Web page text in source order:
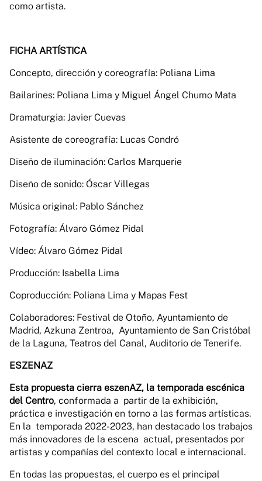
como artista.
FICHA ARTÍSTICA
Concepto, dirección y coreografía: Poliana Lima
Bailarines: Poliana Lima y Miguel Ángel Chumo Mata
Dramaturgia: Javier Cuevas
Asistente de coreografía: Lucas Condró
Diseño de iluminación: Carlos Marquerie
Diseño de sonido: Óscar Villegas
Música original: Pablo Sánchez
Fotografía: Álvaro Gómez Pidal
Vídeo: Álvaro Gómez Pidal
Producción: Isabella Lima
Coproducción: Poliana Lima y Mapas Fest
Colaboradores: Festival de Otoño, Ayuntamiento de
Madrid, Azkuna Zentroa, Ayuntamiento de San Cristóbal
de la Laguna, Teatros del Canal, Auditorio de Tenerife.
ESZENAZ
Esta propuesta cierra eszenAZ, la temporada escénica
del Centro, conformada a partir de la exhibición,
práctica e investigación en torno a las formas artísticas.
En la temporada 2022-2023, han destacado los trabajos
más innovadores de la escena actual, presentados por
artistas y compañías del contexto local e internacional.
En todas las propuestas, el cuerpo es el principal